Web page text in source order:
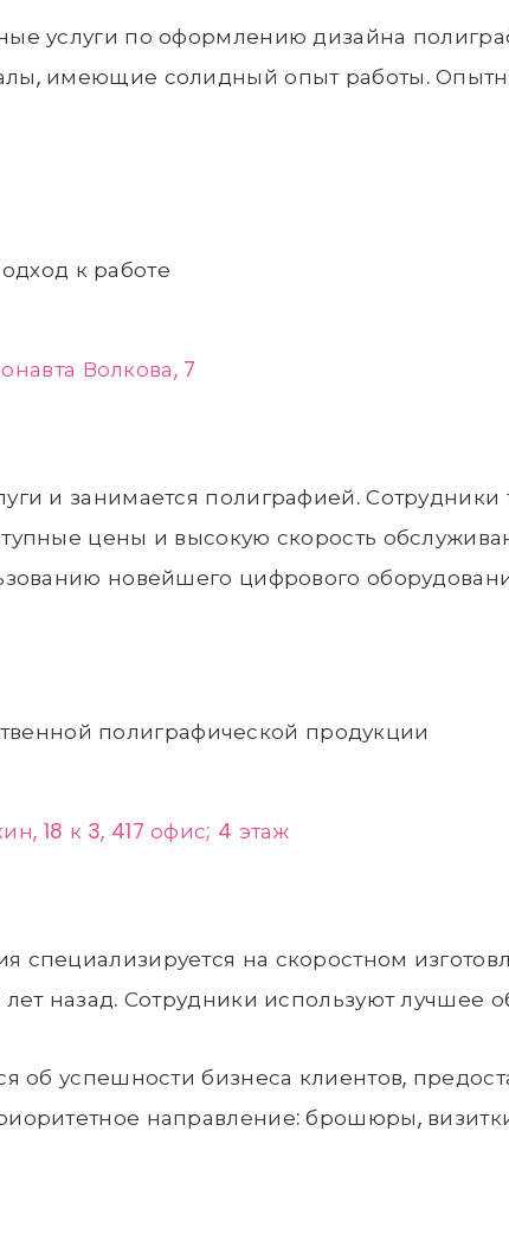
услуги по оформлению дизайна
имеющие солидный опыт работы.
к работе
Волкова, 7
и занимается полиграфией.
цены и высокую скорость
новейшего цифрового
полиграфической продукции
18 к 3, 417 офис; 4 этаж
специализируется на скоростном
назад. Сотрудники используют лучшее
об успешности бизнеса клиентов,
направление: брошюры,